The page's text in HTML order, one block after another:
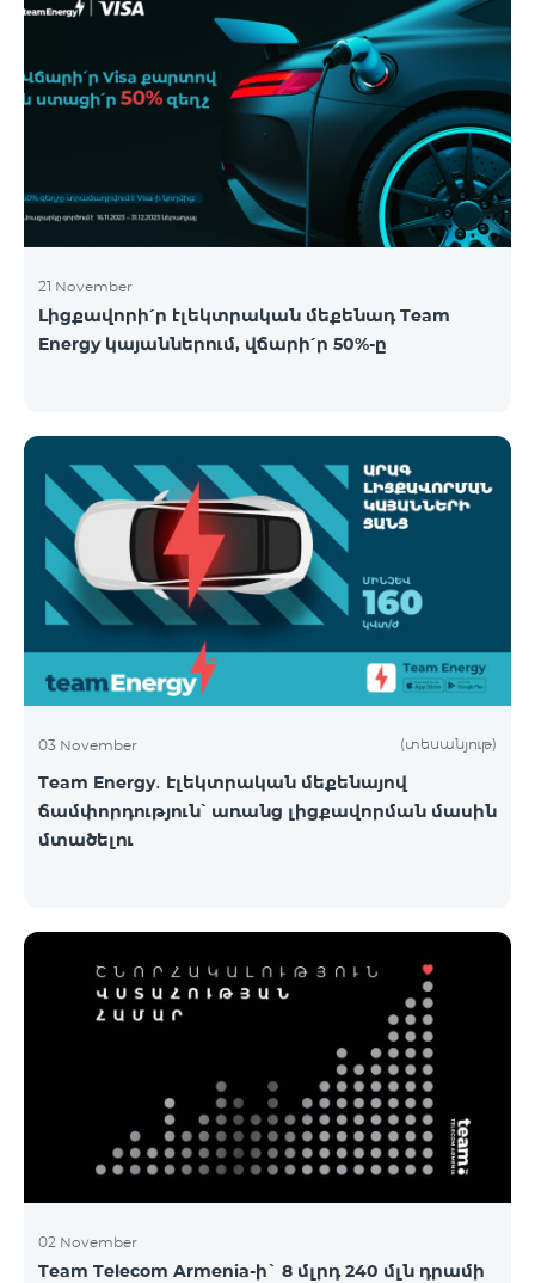
21 November
Լիցքավորի՛ր էլեկտրական մեքենադ Team
Energy կայաններում, վճարի՛ր 50%-ը
03 November (տեսանյութ)
Team Energy․ Էլեկտրական մեքենայով
ճամփորդություն՝ առանց լիցքավորման մասին
մտածելու
02 November
Team Telecom Armenia-ի` 8 մլրդ 240 մլն դրամի